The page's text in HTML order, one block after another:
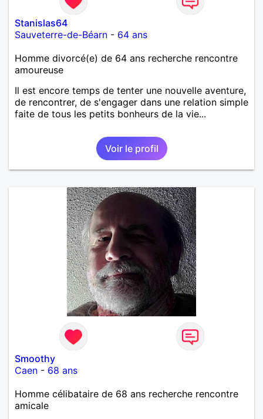
Stanislas64
Sauveterre-de-Béarn - 64 ans
Homme divorcé(e) de 64 ans recherche rencontre
amoureuse
Il est encore temps de tenter une nouvelle aventure,
de rencontrer, de s'engager dans une relation simple
faite de tous les petits bonheurs de la vie...
Voir le profil
Smoothy
Caen - 68 ans
Homme célibataire de 68 ans recherche rencontre
amicale